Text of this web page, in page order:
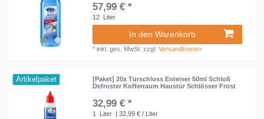
57,99 € *
12 Liter
In den Warenkorb
*inkl. ges. MwSt. zzgl.Versandkosten
Artikelpaket
[Paket] 20x Türschloss Enteiser 50ml Schloß
Defroster Kofferraum Haustür Schlösser Frost
32,99 € *
1 Liter | 32,99 € / Liter